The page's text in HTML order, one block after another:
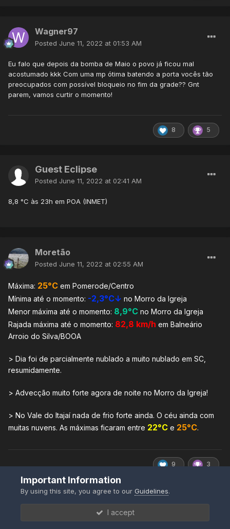
Wagner97
Posted June 11, 2022 at 01:53 AM
Eu falo que depois da bomba de Maio o povo já ficou mal
acostumado kkk Com uma mp ótima batendo a porta vocês tão
preocupados com possível bloqueio no fim da grade?? Gnt
parem, vamos curtir o momento!
8 5
Guest Eclipse
Posted June 11, 2022 at 02:41 AM
8,8 °C às 23h em POA (INMET)
Moretão
Posted June 11, 2022 at 02:55 AM
Máxima: 25°C em Pomerode/Centro
Mínima até o momento: -2,3°C↓ no Morro da Igreja
Menor máxima até o momento: 8,9°C no Morro da Igreja
Rajada máxima até o momento: 82,8 km/h em Balneário
Arroio do Silva/BOOA
> Dia foi de parcialmente nublado a muito nublado em SC,
resumidamente.
> Advecção muito forte agora de noite no Morro da Igreja!
> No Vale do Itajaí nada de frio forte ainda. O céu ainda com
muitas nuvens. As máximas ficaram entre 22°C e 25°C.
9 3
Moretão
June 11, 2022 at 03:00 AM
Important Information
By using this site, you agree to ourGuidelines.
I accept